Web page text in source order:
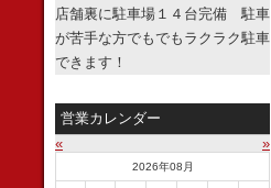
店舗裏に駐車場１４台完備 駐車
が苦手な方でもでもラクラク駐車
できます！
営業カレンダー
«
»
2026年08月